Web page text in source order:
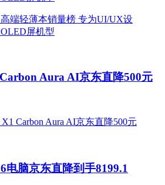
Aura AI京东直降500元
电脑京东直降到手8199.1